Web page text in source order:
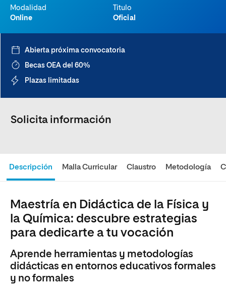
Modalidad
Online
Titulo
Oficial
Descripción Malla Curricular Claustro Metodología
Maestría en Didáctica de la Física y
la Química: descubre estrategias
para dedicarte a tu vocación
Aprende herramientas y metodologías
didácticas en entornos educativos formales
y no formales
Abierta próxima convocatoria
Becas OEA del 60%
Plazas limitadas
Solicita información